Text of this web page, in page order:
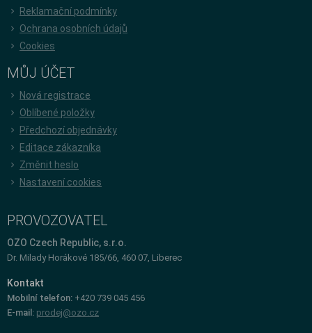
Reklamační podmínky
Ochrana osobních údajů
Cookies
MŮJ ÚČET
Nová registrace
Oblíbené položky
Předchozí objednávky
Editace zákazníka
Změnit heslo
Nastavení cookies
PROVOZOVATEL
OZO Czech Republic, s.r.o.
Dr. Milady Horákové 185/66, 460 07, Liberec
Kontakt
Mobilní telefon: +420 739 045 456
E-mail: prodej@ozo.cz